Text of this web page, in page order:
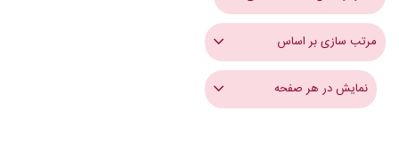
مرتب سازی بر اساس
نمایش در هر صفحه